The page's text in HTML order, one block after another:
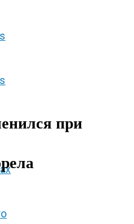
при